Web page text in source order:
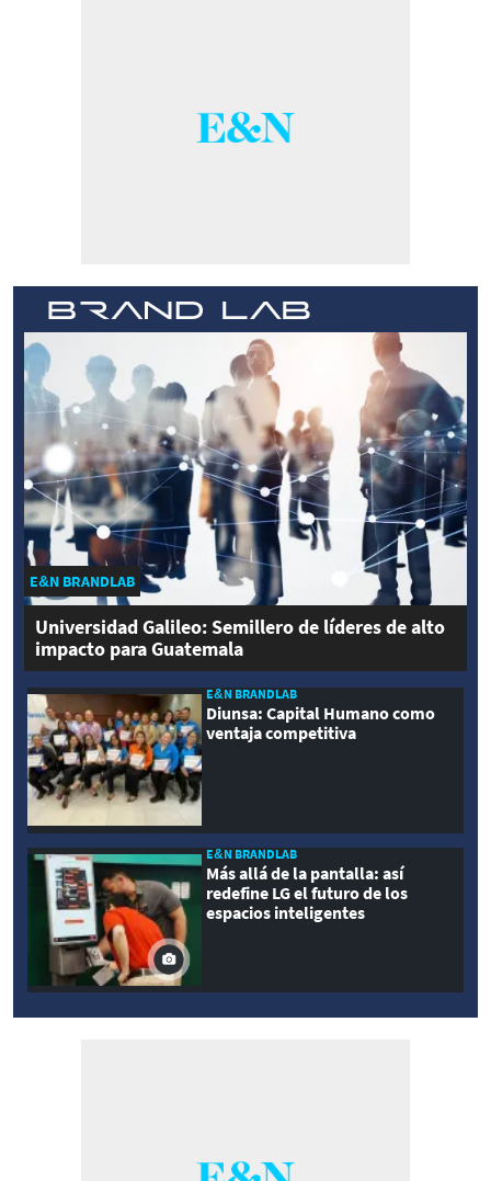
E&N BRANDLAB
Universidad Galileo: Semillero de líderes de alto
impacto para Guatemala
E&N BRANDLAB
Diunsa: Capital Humano como
ventaja competitiva
E&N BRANDLAB
Más allá de la pantalla: así
redefine LG el futuro de los
espacios inteligentes